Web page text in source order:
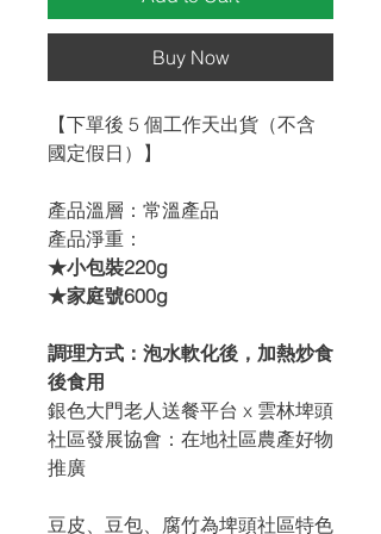
Buy Now
【下單後 5 個工作天出貨（不含
國定假日）】
產品溫層：常溫產品
產品淨重：
★小包裝220g
★家庭號600g
調理方式：泡水軟化後，加熱炒食
後食用
銀色大門老人送餐平台 x 雲林埤頭
社區發展協會：在地社區農產好物
推廣
豆皮、豆包、腐竹為埤頭社區特色